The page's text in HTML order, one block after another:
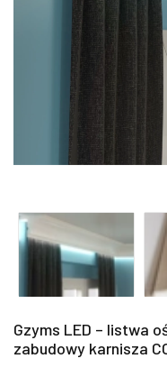
Gzyms LED – listwa
zabudowy karnisza